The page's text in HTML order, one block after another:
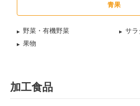
青果
野菜・有機野菜
サラ
果物
加工食品